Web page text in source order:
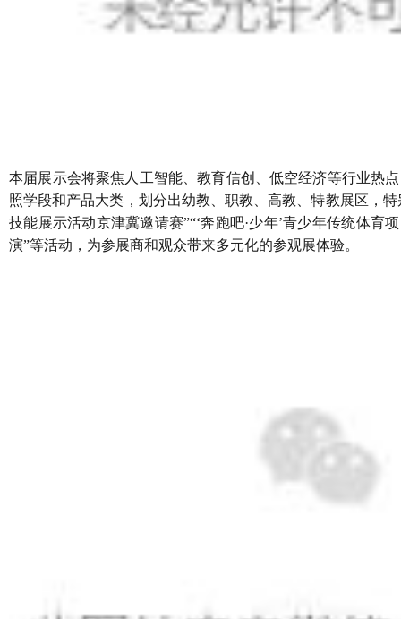
本届展示会将聚焦人工智能、教育信创、低空经济等行业热
照学段和产品大类，划分出幼教、职教、高教、特教展区，
技能展示活动京津冀邀请赛”“‘奔跑吧·少年’青少年传统体
演”等活动，为参展商和观众带来多元化的参观展体验。